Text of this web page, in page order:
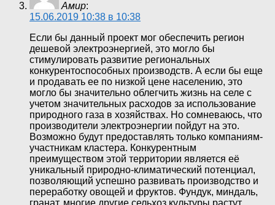
Амир:
15.06.2019 10:38 в 10:38
Если бы данный проект мог обеспечить регион
дешевой электроэнергией, это могло бы
стимулировать развитие региональных
конкурентоспособных производств. А если бы еще
и продавать ее по низкой цене населению, это
могло бы значительно облегчить жизнь на селе с
учетом значительных расходов за использование
природного газа в хозяйствах. Но сомневаюсь, что
производители электроэнергии пойдут на это.
Возможно будут предоставлять только компаниям-
участникам кластера. Конкурентным
преимуществом этой территории является её
уникальный природно-климатический потенциал,
позволяющий успешно развивать производство и
переработку овощей и фруктов. Фундук, миндаль,